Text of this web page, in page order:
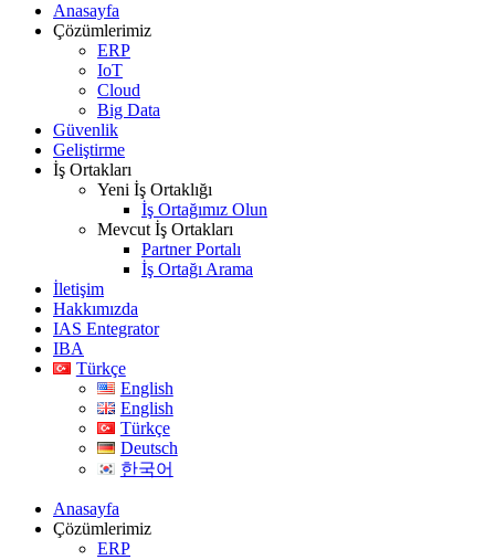
Anasayfa
Çözümlerimiz
ERP
IoT
Cloud
Big Data
Güvenlik
Geliştirme
İş Ortakları
Yeni İş Ortaklığı
İş Ortağımız Olun
Mevcut İş Ortakları
Partner Portalı
İş Ortağı Arama
İletişim
Hakkımızda
IAS Entegrator
IBA
Türkçe
English
English
Türkçe
Deutsch
한국어
Anasayfa
Çözümlerimiz
ERP